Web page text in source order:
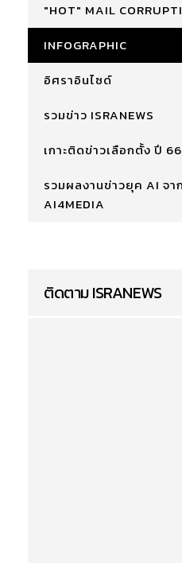
"HOT" MAIL
INFOGRAPHIC
อิศราอินไซด์
รวมข่าว ISRANEWS
เกาะติดข่าวเลือกตั้ง ปี 66
รวมผลงานข่าวยุค AI จ
AI4MEDIA
ติดตาม ISRANEWS